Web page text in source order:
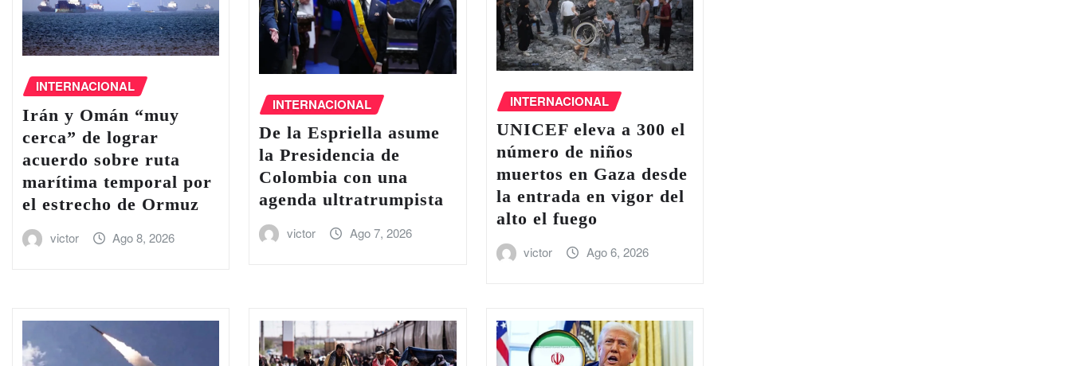
INTERNACIONAL
Irán y Omán “muy
cerca” de lograr
acuerdo sobre ruta
marítima temporal por
el estrecho de Ormuz
victor Ago 8, 2026
INTERNACIONAL
De la Espriella asume
la Presidencia de
Colombia con una
agenda ultratrumpista
victor Ago 7, 2026
INTERNACIONAL
UNICEF eleva a 300 el
número de niños
muertos en Gaza desde
la entrada en vigor del
alto el fuego
victor Ago 6, 2026